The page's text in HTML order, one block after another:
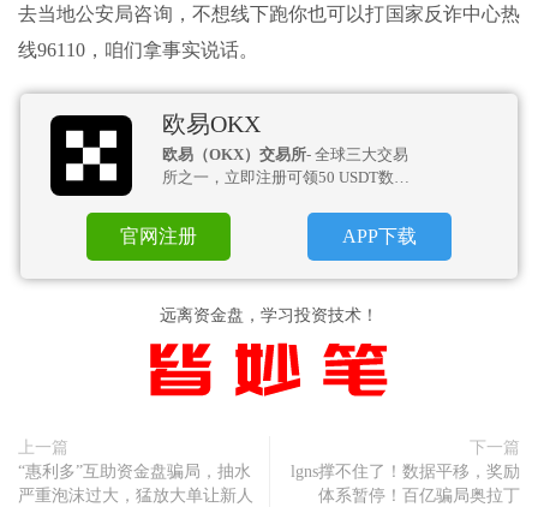
去当地公安局咨询，不想线下跑你也可以打国家反诈中心热
线96110，咱们拿事实说话。
欧易OKX
欧易（OKX）交易所- 全球三大交易
所之一，立即注册可领50 USDT数币
官网注册 APP下载
远离资金盘，学习投资技术！
上一篇
“惠利多”互助资金盘骗局，抽水
严重泡沫过大，猛放大单让新人
下一篇
lgns撑不住了！数据平移，奖励
体系暂停！百亿骗局奥拉丁